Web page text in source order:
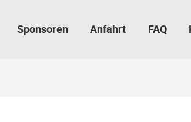
Sponsoren Anfahrt FAQ